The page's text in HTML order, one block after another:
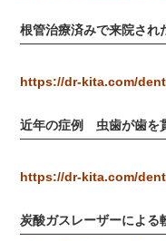
根管治療済みで来院され
https://dr-kita.com/
近年の症例 虫歯が歯を
https://dr-kita.com/
炭酸ガスレーザーによる